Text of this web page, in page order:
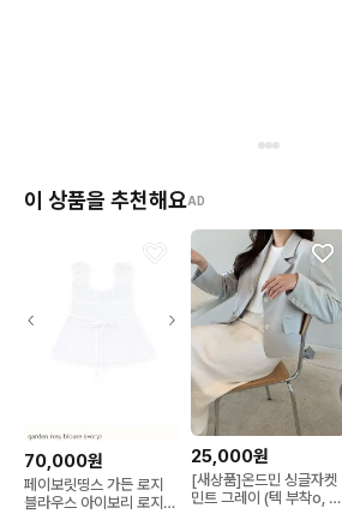
이 상품을 추천해요AD
70,000원
페이보릿띵스 가든 로지
블라우스 아이보리 로지블
25,000원
[새상품]온드민 싱글자켓
민트 그레이 (텍 부착o, 실